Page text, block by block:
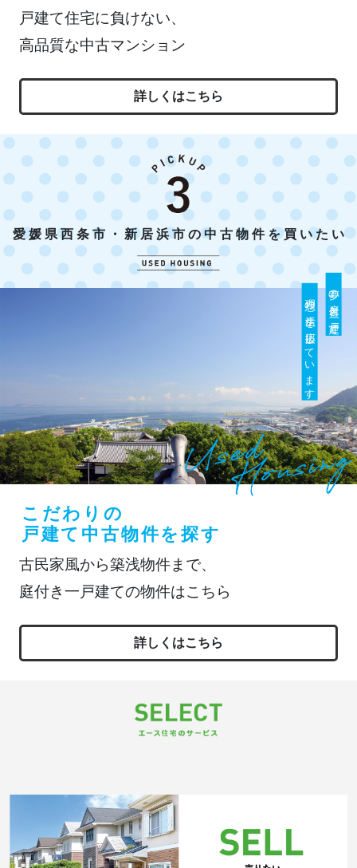
戸建て住宅に負けない、
高品質な中古マンション
詳しくはこちら
愛媛県西条市・新居浜市の中古物件を買いたい
夢の庭付き一戸建て
理想の生活を応援しています
こだわりの
戸建て中古物件を探す
古民家風から築浅物件まで、
庭付き一戸建ての物件はこちら
詳しくはこちら